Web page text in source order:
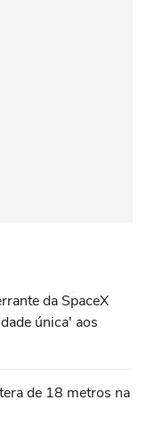
da SpaceX
única' aos
de 18 metros na